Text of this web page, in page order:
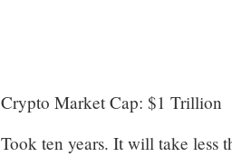
Crypto Market Cap: $1 Trillion
Took ten years. It will take less